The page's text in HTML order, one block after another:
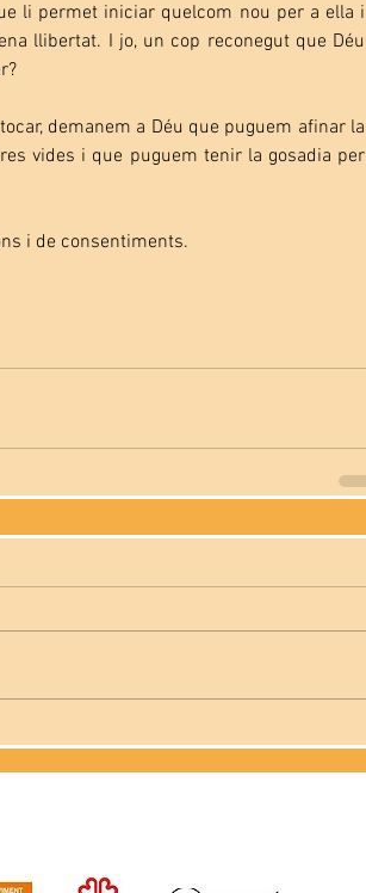
li permet iniciar quelcom nou per a ella i
llibertat. I jo, un cop reconegut que Déu
demanem a Déu que puguem afinar la
vides i que puguem tenir la gosadia per
i de consentiments.